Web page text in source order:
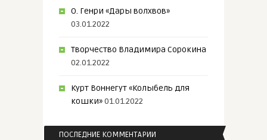
О. Генри «Дары волхвов»
03.01.2022
Творчество Владимира Сорокина
02.01.2022
Курт Воннегут «Колыбель для
кошки» 01.01.2022
ПОСЛЕДНИЕ КОММЕНТАРИИ